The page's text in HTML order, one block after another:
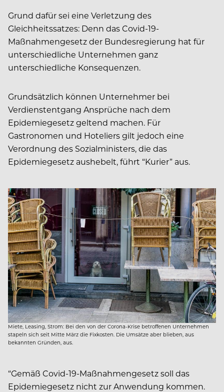
Grund dafür sei eine Verletzung des
Gleichheitssatzes: Denn das Covid-19-
Maßnahmengesetz der Bundesregierung hat für
unterschiedliche Unternehmen ganz
unterschiedliche Konsequenzen.
Grundsätzlich können Unternehmer bei
Verdienstentgang Ansprüche nach dem
Epidemiegesetz geltend machen. Für
Gastronomen und Hoteliers gilt jedoch eine
Verordnung des Sozialministers, die das
Epidemiegesetz aushebelt, führt “Kurier” aus.
Miete, Leasing, Strom: Bei den von der Corona-Krise betroffenen Unternehmen
stapeln sich seit Mitte März die Fixkosten. Die Umsätze aber blieben, aus
bekannten Gründen, aus.
“Gemäß Covid-19-Maßnahmengesetz soll das
Epidemiegesetz nicht zur Anwendung kommen.